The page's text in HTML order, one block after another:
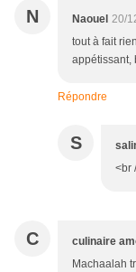
N Naouel 20/
tout à fait
appétissant,
Répondre
S
<br
C culinaire
Machaalah